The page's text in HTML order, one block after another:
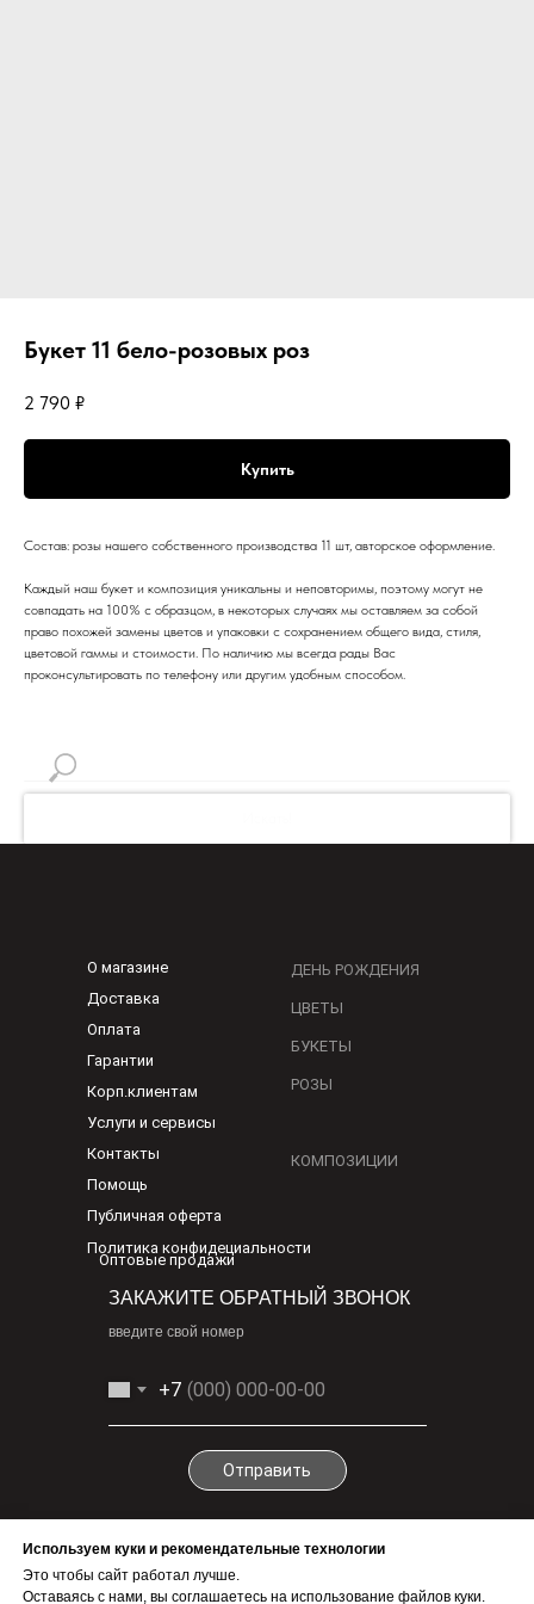
Используем куки и рекомендательные технологии
Это чтобы сайт работал лучше.
Оставаясь с нами, вы соглашаетесь на использование файлов куки.
Букет 11 бело-розовых роз
2 790 ₽
Купить
Состав: розы нашего собственного производства 11 шт, авторское оформление.
Каждый наш букет и композиция уникальны и неповторимы, поэтому могут не
совпадать на 100% с образцом, в некоторых случаях мы оставляем за собой
право похожей замены цветов и упаковки с сохранением общего вида, стиля,
цветовой гаммы и стоимости. По наличию мы всегда рады Вас
проконсультировать по телефону или другим удобным способом.
info@1-cv.ru
О магазине
Оплата
Доставка
Гарантии
Корп.клиентам
Услуги и сервисы
Контакты
Помощь
Публичная оферта
Политика конфидециальности
ДЕНЬ РОЖДЕНИЯ
ЦВЕТЫ
БУКЕТЫ
РОЗЫ
КОМПОЗИЦИИ
ЗАКАЖИТЕ ОБРАТНЫЙ ЗВОНОК
введите свой номер
+7
Отправить
Оптовые продажи